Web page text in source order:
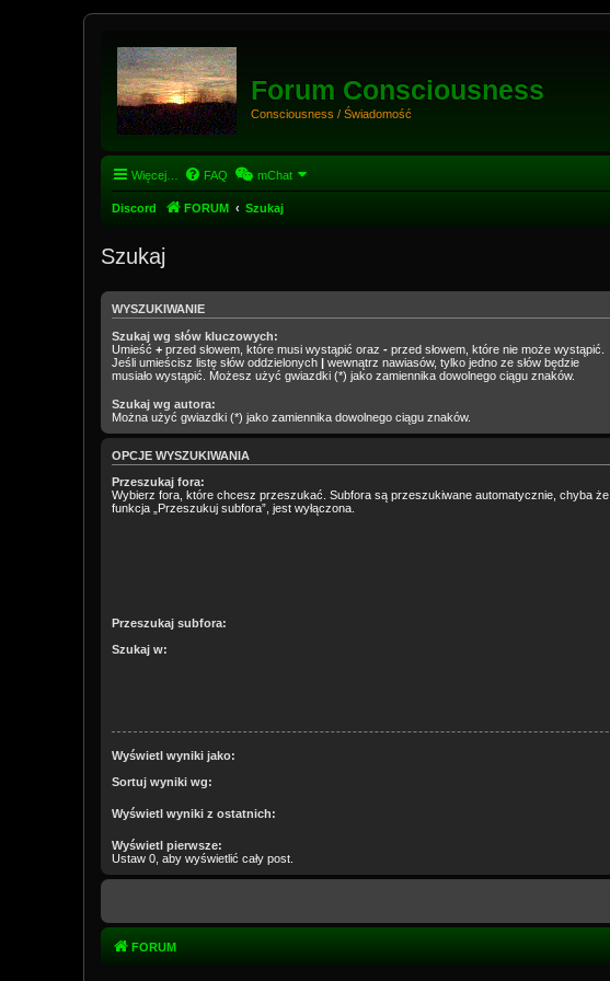
Forum Consciousness
Consciousness / Świadomość
Więcej… FAQ mChat
Discord FORUM Szukaj
Szukaj
WYSZUKIWANIE
Szukaj wg słów kluczowych:
Umieść + przed słowem, które musi wystąpić oraz - przed słowem, które nie może wystąpić.
Jeśli umieścisz listę słów oddzielonych | wewnątrz nawiasów, tylko jedno ze słów będzie
musiało wystąpić. Możesz użyć gwiazdki (*) jako zamiennika dowolnego ciągu znaków.
Szukaj wg autora:
Można użyć gwiazdki (*) jako zamiennika dowolnego ciągu znaków.
OPCJE WYSZUKIWANIA
Przeszukaj fora:
Wybierz fora, które chcesz przeszukać. Subfora są przeszukiwane automatycznie, chyba że
funkcja „Przeszukuj subfora”, jest wyłączona.
Przeszukaj subfora:
Szukaj w:
Wyświetl wyniki jako:
Sortuj wyniki wg:
Wyświetl wyniki z ostatnich:
Wyświetl pierwsze:
Ustaw 0, aby wyświetlić cały post.
FORUM